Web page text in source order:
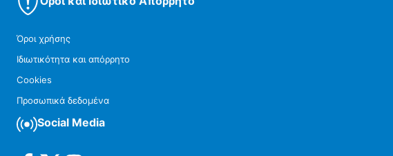
Όροι χρήσης
Ιδιωτικότητα και απόρρητο
Cookies
Προσωπικά δεδομένα
Social Media